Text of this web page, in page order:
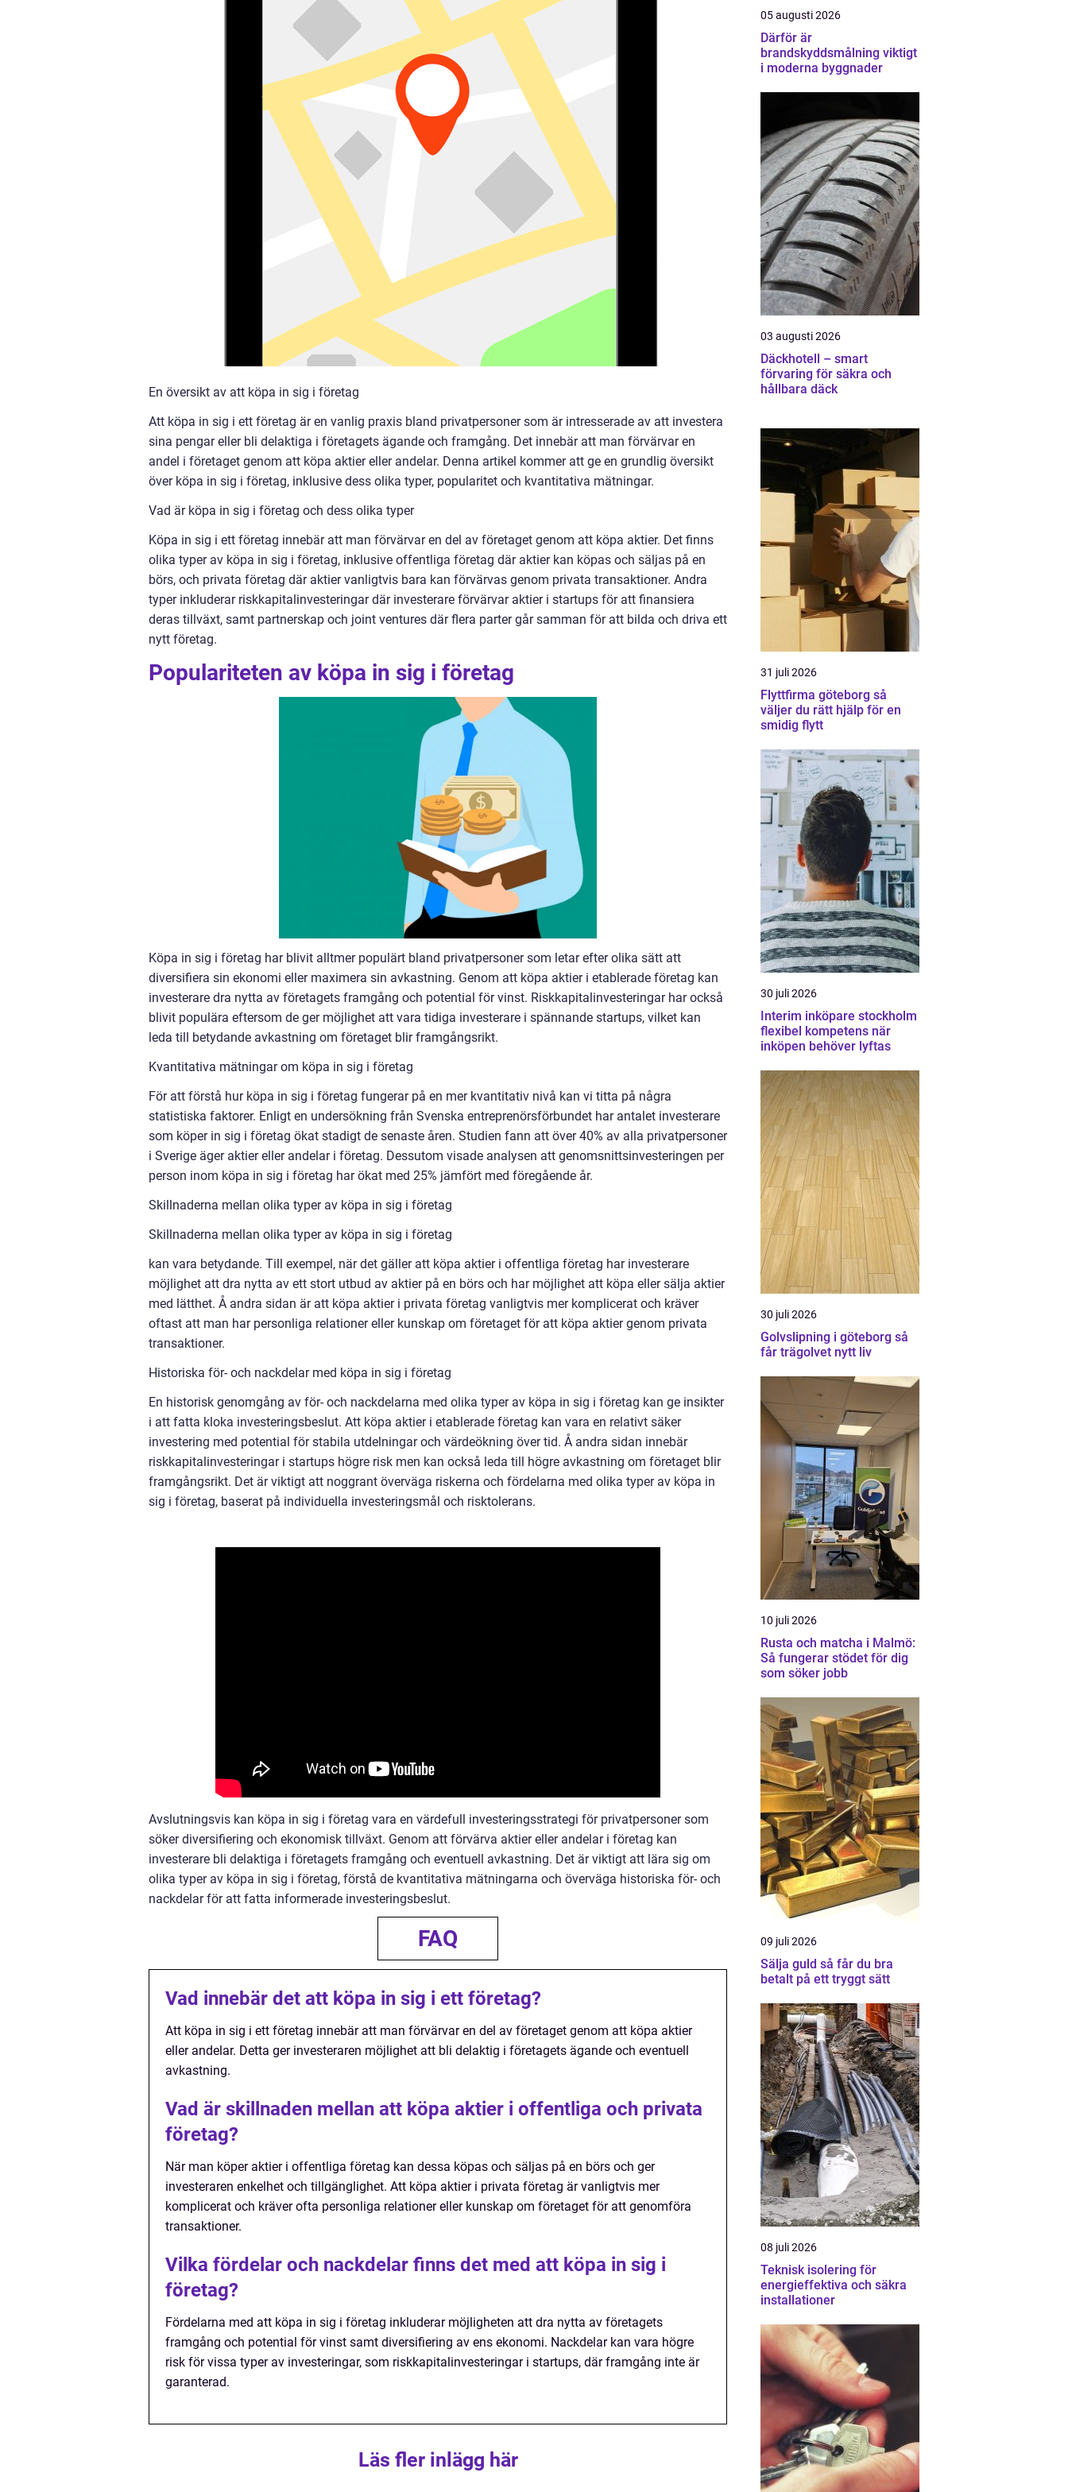
En översikt av att köpa in sig i företag
Att köpa in sig i ett företag är en vanlig praxis bland privatpersoner som är intresserade av att investera
sina pengar eller bli delaktiga i företagets ägande och framgång. Det innebär att man förvärvar en
andel i företaget genom att köpa aktier eller andelar. Denna artikel kommer att ge en grundlig översikt
över köpa in sig i företag, inklusive dess olika typer, popularitet och kvantitativa mätningar.
Vad är köpa in sig i företag och dess olika typer
Köpa in sig i ett företag innebär att man förvärvar en del av företaget genom att köpa aktier. Det finns
olika typer av köpa in sig i företag, inklusive offentliga företag där aktier kan köpas och säljas på en
börs, och privata företag där aktier vanligtvis bara kan förvärvas genom privata transaktioner. Andra
typer inkluderar riskkapitalinvesteringar där investerare förvärvar aktier i startups för att finansiera
deras tillväxt, samt partnerskap och joint ventures där flera parter går samman för att bilda och driva ett
nytt företag.
Populariteten av köpa in sig i företag
Köpa in sig i företag har blivit alltmer populärt bland privatpersoner som letar efter olika sätt att
diversifiera sin ekonomi eller maximera sin avkastning. Genom att köpa aktier i etablerade företag kan
investerare dra nytta av företagets framgång och potential för vinst. Riskkapitalinvesteringar har också
blivit populära eftersom de ger möjlighet att vara tidiga investerare i spännande startups, vilket kan
leda till betydande avkastning om företaget blir framgångsrikt.
Kvantitativa mätningar om köpa in sig i företag
För att förstå hur köpa in sig i företag fungerar på en mer kvantitativ nivå kan vi titta på några
statistiska faktorer. Enligt en undersökning från Svenska entreprenörsförbundet har antalet investerare
som köper in sig i företag ökat stadigt de senaste åren. Studien fann att över 40% av alla privatpersoner
i Sverige äger aktier eller andelar i företag. Dessutom visade analysen att genomsnittsinvesteringen per
person inom köpa in sig i företag har ökat med 25% jämfört med föregående år.
Skillnaderna mellan olika typer av köpa in sig i företag
Skillnaderna mellan olika typer av köpa in sig i företag
kan vara betydande. Till exempel, när det gäller att köpa aktier i offentliga företag har investerare
möjlighet att dra nytta av ett stort utbud av aktier på en börs och har möjlighet att köpa eller sälja aktier
med lätthet. Å andra sidan är att köpa aktier i privata företag vanligtvis mer komplicerat och kräver
oftast att man har personliga relationer eller kunskap om företaget för att köpa aktier genom privata
transaktioner.
Historiska för- och nackdelar med köpa in sig i företag
En historisk genomgång av för- och nackdelarna med olika typer av köpa in sig i företag kan ge insikter
i att fatta kloka investeringsbeslut. Att köpa aktier i etablerade företag kan vara en relativt säker
investering med potential för stabila utdelningar och värdeökning över tid. Å andra sidan innebär
riskkapitalinvesteringar i startups högre risk men kan också leda till högre avkastning om företaget blir
framgångsrikt. Det är viktigt att noggrant överväga riskerna och fördelarna med olika typer av köpa in
sig i företag, baserat på individuella investeringsmål och risktolerans.
Avslutningsvis kan köpa in sig i företag vara en värdefull investeringsstrategi för privatpersoner som
söker diversifiering och ekonomisk tillväxt. Genom att förvärva aktier eller andelar i företag kan
investerare bli delaktiga i företagets framgång och eventuell avkastning. Det är viktigt att lära sig om
olika typer av köpa in sig i företag, förstå de kvantitativa mätningarna och överväga historiska för- och
nackdelar för att fatta informerade investeringsbeslut.
FAQ
Vad innebär det att köpa in sig i ett företag?
Att köpa in sig i ett företag innebär att man förvärvar en del av företaget genom att köpa aktier
eller andelar. Detta ger investeraren möjlighet att bli delaktig i företagets ägande och eventuell
avkastning.
Vad är skillnaden mellan att köpa aktier i offentliga och privata
företag?
När man köper aktier i offentliga företag kan dessa köpas och säljas på en börs och ger
investeraren enkelhet och tillgänglighet. Att köpa aktier i privata företag är vanligtvis mer
komplicerat och kräver ofta personliga relationer eller kunskap om företaget för att genomföra
transaktioner.
Vilka fördelar och nackdelar finns det med att köpa in sig i
företag?
Fördelarna med att köpa in sig i företag inkluderar möjligheten att dra nytta av företagets
framgång och potential för vinst samt diversifiering av ens ekonomi. Nackdelar kan vara högre
risk för vissa typer av investeringar, som riskkapitalinvesteringar i startups, där framgång inte är
garanterad.
Läs fler inlägg här
05 augusti 2026
Därför är
brandskyddsmålning viktigt
i moderna byggnader
03 augusti 2026
Däckhotell – smart
förvaring för säkra och
hållbara däck
31 juli 2026
Flyttfirma göteborg så
väljer du rätt hjälp för en
smidig flytt
30 juli 2026
Interim inköpare stockholm
flexibel kompetens när
inköpen behöver lyftas
30 juli 2026
Golvslipning i göteborg så
får trägolvet nytt liv
10 juli 2026
Rusta och matcha i Malmö:
Så fungerar stödet för dig
som söker jobb
09 juli 2026
Sälja guld så får du bra
betalt på ett tryggt sätt
08 juli 2026
Teknisk isolering för
energieffektiva och säkra
installationer